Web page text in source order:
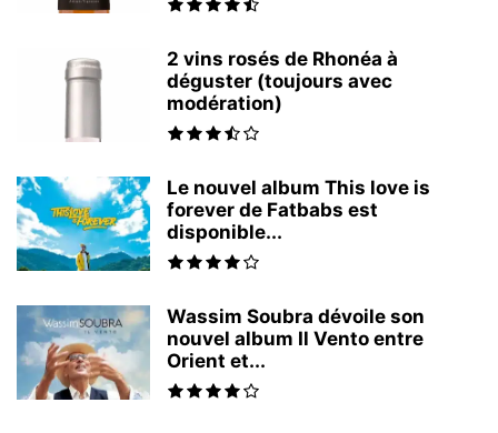
2 vins rosés de Rhonéa à
déguster (toujours avec
modération)
Le nouvel album This love is
forever de Fatbabs est
disponible...
Wassim Soubra dévoile son
nouvel album Il Vento entre
Orient et...